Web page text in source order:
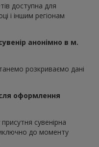
доступна для
і іншим регіонам
анонімно в м.
розкриваємо дані
оформлення
сувенірна
до моменту